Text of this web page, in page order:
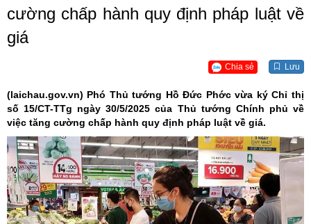
cường chấp hành quy định pháp luật về
giá
Chia sẻ Lưu
(laichau.gov.vn) Phó Thủ tướng Hồ Đức Phớc vừa ký Chỉ thị
số 15/CT-TTg ngày 30/5/2025 của Thủ tướng Chính phủ về
việc tăng cường chấp hành quy định pháp luật về giá.